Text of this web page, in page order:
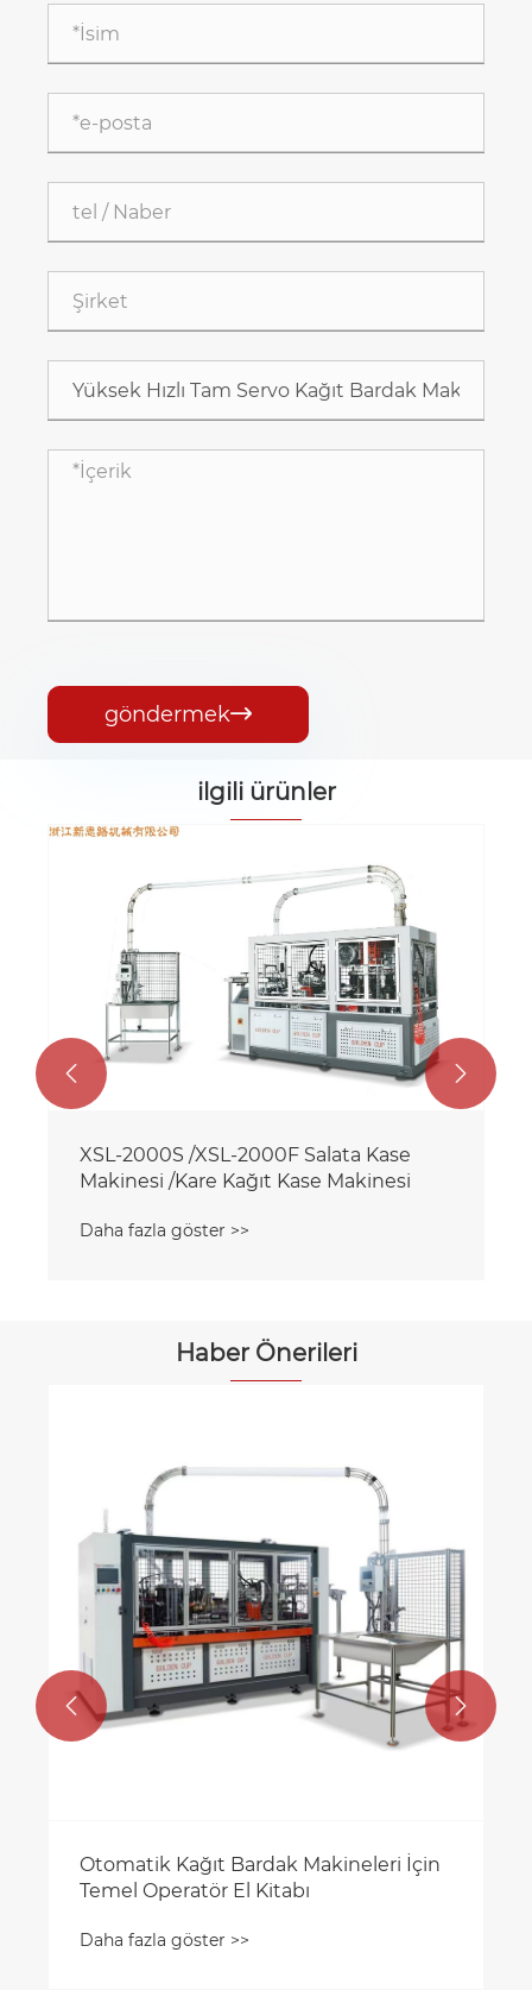
göndermek
ilgili ürünler
XSL-2000S /XSL-2000F Salata Kase
Makinesi /Kare Kağıt Kase Makinesi
Daha fazla göster >>
 
Haber Önerileri
Otomatik Kağıt Bardak Makineleri İçin
Temel Operatör El Kitabı
Daha fazla göster >>
 